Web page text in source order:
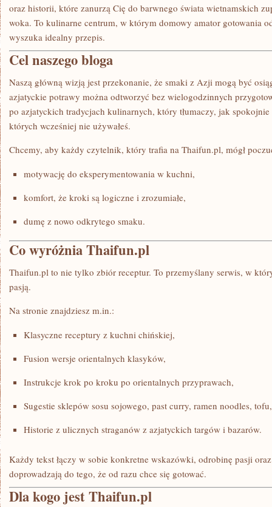
oraz historii, które zanurzą Cię do barwnego świata wietnamskich
woka. To kulinarne centrum, w którym domowy amator gotowania
wyszuka idealny przepis.
Cel naszego bloga
Naszą główną wizją jest przekonanie, że smaki z Azji mogą być
azjatyckie potrawy można odtworzyć bez wielogodzinnych
po azjatyckich tradycjach kulinarnych, który tłumaczy, jak
których wcześniej nie używałeś.
Chcemy, aby każdy czytelnik, który trafia na Thaifun.pl, mógł
motywację do eksperymentowania w kuchni,
komfort, że kroki są logiczne i zrozumiałe,
dumę z nowo odkrytego smaku.
Co wyróżnia Thaifun.pl
Thaifun.pl to nie tylko zbiór receptur. To przemyślany serwis, w
pasją.
Na stronie znajdziesz m.in.:
Klasyczne receptury z kuchni chińskiej,
Fusion wersje orientalnych klasyków,
Instrukcje krok po kroku po orientalnych przyprawach,
Sugestie sklepów sosu sojowego, past curry, ramen noodles,
Historie z ulicznych straganów z azjatyckich targów i bazarów.
Każdy tekst łączy w sobie konkretne wskazówki, odrobinę pasji
doprowadzają do tego, że od razu chce się gotować.
Dla kogo jest Thaifun.pl